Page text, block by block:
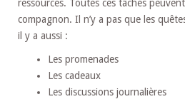
ressources. Toutes ces tâches
compagnon. Il n’y a pas que les
il y a aussi :
Les promenades
Les cadeaux
Les discussions journalières